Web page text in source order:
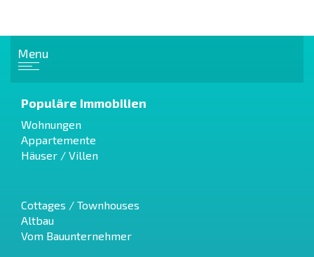
Menu
Populäre Immobilien
Wohnungen
Appartemente
Häuser / Villen
Cottages / Townhouses
Altbau
Vom Bauunternehmer